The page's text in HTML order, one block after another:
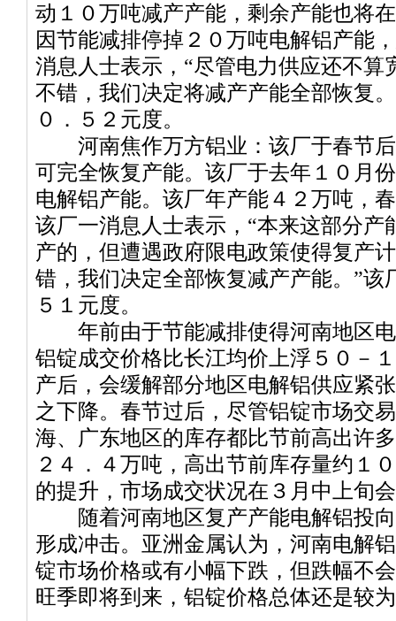
动１０万吨减产产能，剩余产能也将
因节能减排停掉２０万吨电解铝产能
消息人士表示，“尽管电力供应还不算
不错，我们决定将减产产能全部恢复
０．５２元度。
河南焦作万方铝业：该厂于春节后
可完全恢复产能。该厂于去年１０月
电解铝产能。该厂年产能４２万吨，
该厂一消息人士表示，“本来这部分产
产的，但遭遇政府限电政策使得复产
错，我们决定全部恢复减产产能。”该
５１元度。
年前由于节能减排使得河南地区电
铝锭成交价格比长江均价上浮５０－
产后，会缓解部分地区电解铝供应紧
之下降。春节过后，尽管铝锭市场交
海、广东地区的库存都比节前高出许
２４．４万吨，高出节前库存量约１
的提升，市场成交状况在３月中上旬
随着河南地区复产产能电解铝投向
形成冲击。亚洲金属认为，河南电解
锭市场价格或有小幅下跌，但跌幅不
旺季即将到来，铝锭价格总体还是较